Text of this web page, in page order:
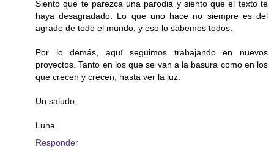
Siento que te parezca una parodia y siento que el texto te
haya desagradado. Lo que uno hace no siempre es del
agrado de todo el mundo, y eso lo sabemos todos.
Por lo demás, aquí seguimos trabajando en nuevos
proyectos. Tanto en los que se van a la basura como en los
que crecen y crecen, hasta ver la luz.
Un saludo,
Luna
Responder